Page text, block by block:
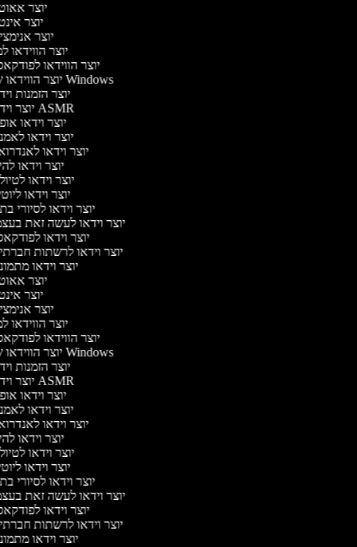
יוצר
יוצר
יוצר
יוצר הווידאו
יוצר הווידאו
יוצר הווידאו של Windows
יוצר הזמנות
יוצר וידאו ASMR
יוצר וידאו
יוצר וידאו
יוצר וידאו
יוצר וידאו
יוצר וידאו
יוצר וידאו
יוצר וידאו לסיורי
יוצר וידאו לעשה זאת
יוצר וידאו
יוצר וידאו לרשתות
יוצר וידאו
יוצר
יוצר
יוצר
יוצר הווידאו
יוצר הווידאו
יוצר הווידאו של Windows
יוצר הזמנות
יוצר וידאו ASMR
יוצר וידאו
יוצר וידאו
יוצר וידאו
יוצר וידאו
יוצר וידאו
יוצר וידאו
יוצר וידאו לסיורי
יוצר וידאו לעשה זאת
יוצר וידאו
יוצר וידאו לרשתות
יוצר וידאו